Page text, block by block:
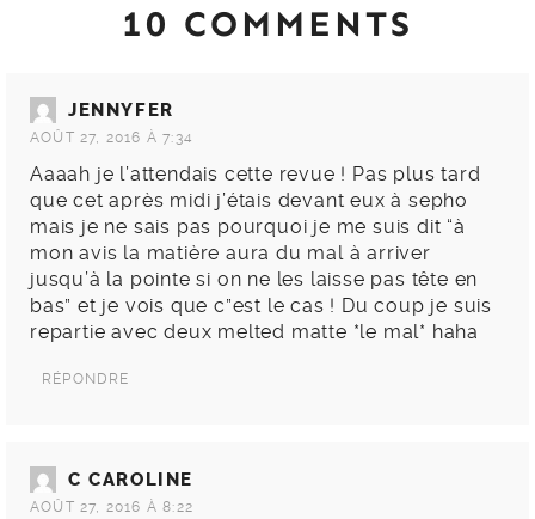
10 COMMENTS
JENNYFER
AOÛT 27, 2016 À 7:34
Aaaah je l’attendais cette revue ! Pas plus tard
que cet après midi j’étais devant eux à sepho
mais je ne sais pas pourquoi je me suis dit “à
mon avis la matière aura du mal à arriver
jusqu’à la pointe si on ne les laisse pas tête en
bas” et je vois que c”est le cas ! Du coup je suis
repartie avec deux melted matte *le mal* haha
RÉPONDRE
C CAROLINE
AOÛT 27, 2016 À 8:22